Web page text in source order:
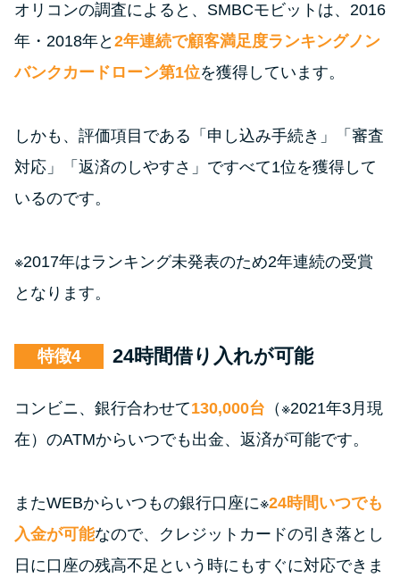
オリコンの調査によると、SMBCモビットは、2016
年・2018年と 2年連続で顧客満足度ランキングノン
バンクカードローン第1位を獲得しています。
しかも、評価項目である「申し込み手続き」「審査
対応」「返済のしやすさ」ですべて1位を獲得して
いるのです。
※2017年はランキング未発表のため2年連続の受賞
となります。
特徴 24時間借り入れが可能
コンビニ、銀行合わせて130,000台 （※2021年3月現
在）のATMからいつでも出金、返済が可能です。
またWEBからいつもの銀行口座に※24時間いつでも
入金が可能なので、クレジットカードの引き落とし
日に口座の残高不足という時にもすぐに対応できま